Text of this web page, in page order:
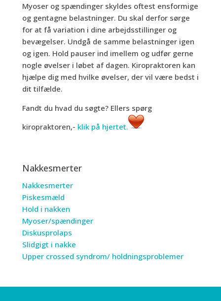
Myoser og spændinger skyldes oftest ensformige
og gentagne belastninger. Du skal derfor sørge
for at få variation i dine arbejdsstillinger og
bevægelser. Undgå de samme belastninger igen
og igen. Hold pauser ind imellem og udfør gerne
nogle øvelser i løbet af dagen. Kiropraktoren kan
hjælpe dig med hvilke øvelser, der vil være bedst i
dit tilfælde.
Fandt du hvad du søgte? Ellers spørg
kiropraktoren,- klik på hjertet.
Nakkesmerter
Nakkesmerter
Piskesmæld
Hold i nakken
Myoser/spændinger
Diskusprolaps
Slidgigt i nakke
Upper crossed syndrom/ holdningsproblemer